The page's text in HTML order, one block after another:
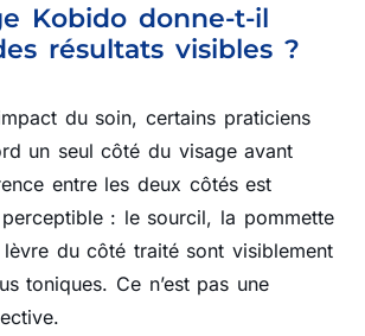
Kobido donne-t-il
résultats visibles ?
du soin, certains praticiens
un seul côté du visage avant
entre les deux côtés est
: le sourcil, la pommette
du côté traité sont visiblement
toniques. Ce n’est pas une